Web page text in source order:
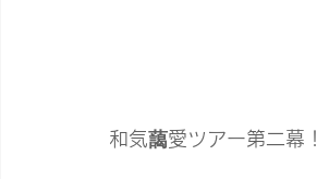
和気藹愛ツアー第二幕！